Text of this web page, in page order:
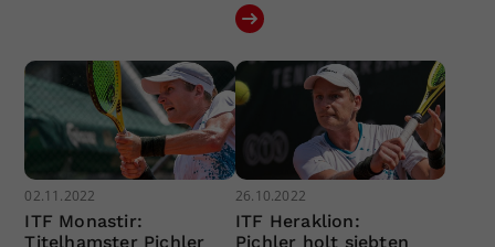
02.11.2022
ITF Monastir:
Titelhamster Pichler
26.10.2022
ITF Heraklion:
Pichler holt siebten